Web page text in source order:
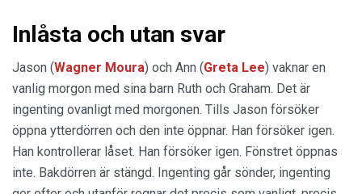
Inlåsta och utan svar
Jason (Wagner Moura) och Ann (Greta Lee) vaknar en
vanlig morgon med sina barn Ruth och Graham. Det är
ingenting ovanligt med morgonen. Tills Jason försöker
öppna ytterdörren och den inte öppnar. Han försöker igen.
Han kontrollerar låset. Han försöker igen. Fönstret öppnas
inte. Bakdörren är stängd. Ingenting går sönder, ingenting